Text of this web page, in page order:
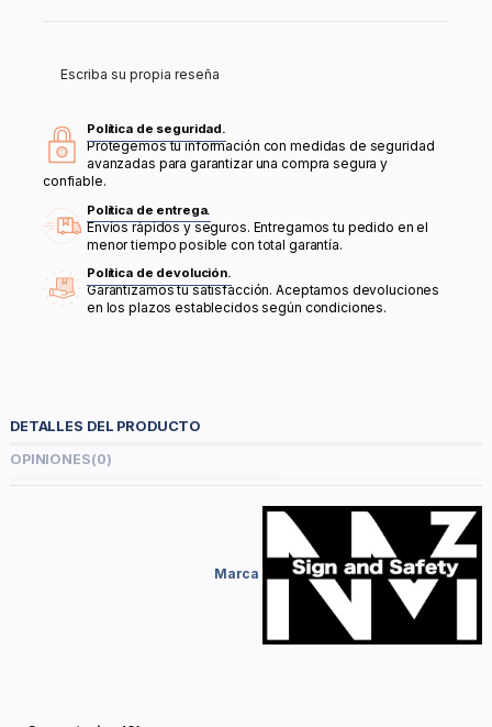
Escriba su propia reseña
Política de seguridad.
Protegemos tu información con medidas de seguridad
avanzadas para garantizar una compra segura y
confiable.
Política de entrega.
Envíos rápidos y seguros. Entregamos tu pedido en el
menor tiempo posible con total garantía.
Política de devolución.
Garantizamos tu satisfacción. Aceptamos devoluciones
en los plazos establecidos según condiciones.
DETALLES DEL PRODUCTO
OPINIONES(0)
Marca